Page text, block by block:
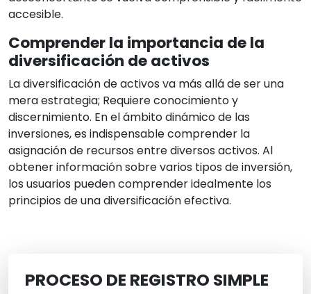
accesible.
Comprender la importancia de la
diversificación de activos
La diversificación de activos va más allá de ser una
mera estrategia; Requiere conocimiento y
discernimiento. En el ámbito dinámico de las
inversiones, es indispensable comprender la
asignación de recursos entre diversos activos. Al
obtener información sobre varios tipos de inversión,
los usuarios pueden comprender idealmente los
principios de una diversificación efectiva.
PROCESO DE REGISTRO SIMPLE